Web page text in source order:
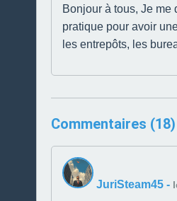
Bonjour à tous, Je
pratique pour avoir
les entrepôts, les
Commentaires (18)
JuriSteam45 -